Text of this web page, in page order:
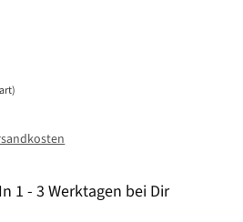
1 - 3 Werktagen bei Dir